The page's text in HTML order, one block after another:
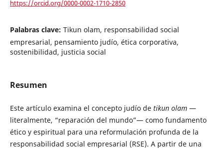
https://orcid.org/0000-0002-1710-2850
Palabras clave: Tikun olam, responsabilidad social
empresarial, pensamiento judío, ética corporativa,
sostenibilidad, justicia social
Resumen
Este artículo examina el concepto judío de tikun olam—
literalmente, “reparación del mundo”— como fundamento
ético y espiritual para una reformulación profunda de la
responsabilidad social empresarial (RSE). A partir de una